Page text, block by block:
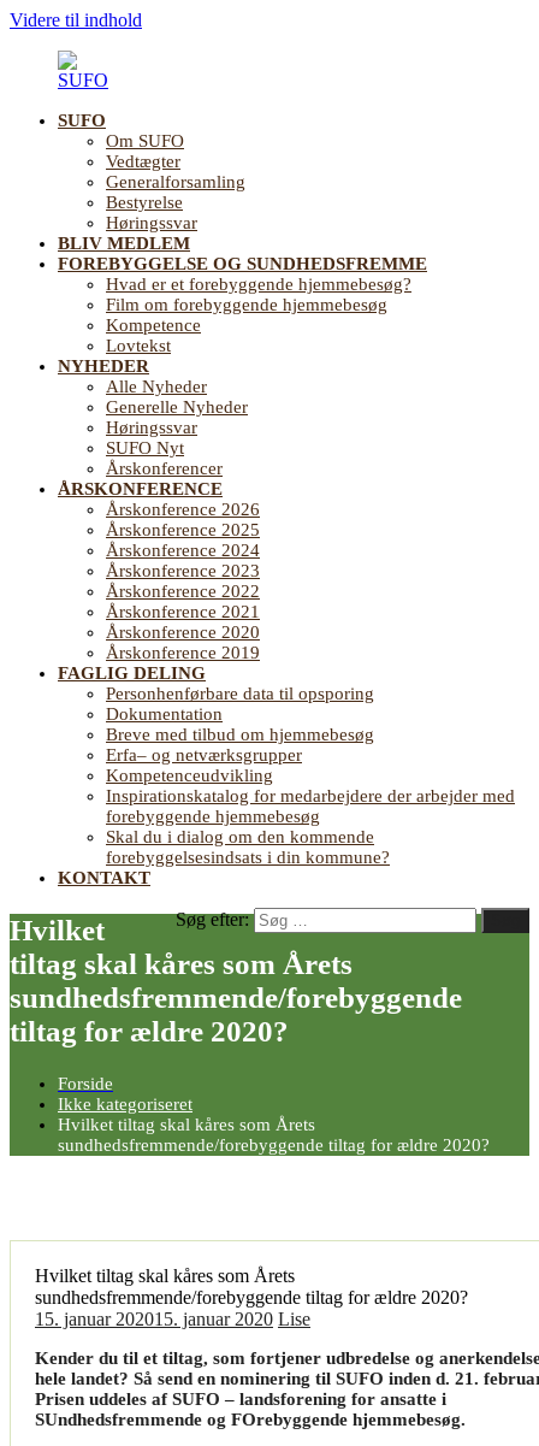
Videre til indhold
Landsforening
Sundhedsfremme
Forebyggelse
ældreområdet
SUFO
Om SUFO
Vedtægter
Generalforsamling
Bestyrelse
Høringssvar
BLIV MEDLEM
FOREBYGGELSE OG SUNDHEDSFREMME
Hvad er et forebyggende hjemmebesøg?
Film om forebyggende hjemmebesøg
Kompetence
Lovtekst
NYHEDER
Alle Nyheder
Generelle Nyheder
Høringssvar
SUFO Nyt
Årskonferencer
ÅRSKONFERENCE
Årskonference 2026
Årskonference 2025
Årskonference 2024
Årskonference 2023
Årskonference 2022
Årskonference 2021
Årskonference 2020
Årskonference 2019
FAGLIG DELING
Personhenførbare data til opsporing
Dokumentation
Breve med tilbud om hjemmebesøg
Erfa– og netværksgrupper
Kompetenceudvikling
Inspirationskatalog for medarbejdere der arbejder med
forebyggende hjemmebesøg
Skal du i dialog om den kommende
forebyggelsesindsats i din kommune?
KONTAKT
Søg efter:
Hvilket
tiltag skal kåres som Årets
sundhedsfremmende/forebyggende
tiltag for ældre 2020?
Forside
Ikke kategoriseret
Hvilket tiltag skal kåres som Årets
sundhedsfremmende/forebyggende tiltag for ældre 2020?
Hvilket tiltag skal kåres som Årets
sundhedsfremmende/forebyggende tiltag for ældre 2020?
15. januar 202015. januar 2020 Lise
Kender du til et tiltag, som fortjener udbredelse og
hele landet? Så send en nominering til SUFO inden d. 21.
Prisen uddeles af SUFO – landsforening for ansatte i
SUndhedsfremmende og FOrebyggende hjemmebesøg.